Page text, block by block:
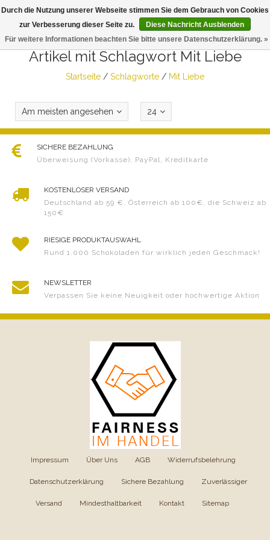
Artikel mit Schlagwort Mit Liebe
Startseite / Schlagworte / Mit Liebe
Am meisten angesehen 24
SICHERE BEZAHLUNG
Überweisung (Vorkasse), PayPal, Kreditkarte
KOSTENLOSER VERSAND
Deutschland ab 59 €, Österreich ab 100€, die Schweiz ab
150€
RIESIGE PRODUKTAUSWAHL
Rund 1.000 Schokoladen für wirklich jeden Geschmack!
NEWSLETTER
Verpassen Sie keine Neuigkeit oder hochwertige Aktion
Impressum Über Uns AGB Widerrufsbelehrung
Datenschutzerklärung Sichere Bezahlung Zuverlässiger
Versand Mindesthaltbarkeit Kontakt Sitemap
Durch die Nutzung unserer Webseite stimmen Sie dem Gebrauch von Cookies
zur Verbesserung dieser Seite zu.
Diese Nachricht Ausblenden
Für weitere Informationen beachten Sie bitte unsere Datenschutzerklärung. »